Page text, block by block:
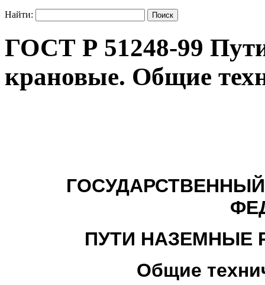
Найти:
ГОСТ Р 51248-99
крановые. Общие
ПУТИ НАЗЕМНЫЕ
Общие